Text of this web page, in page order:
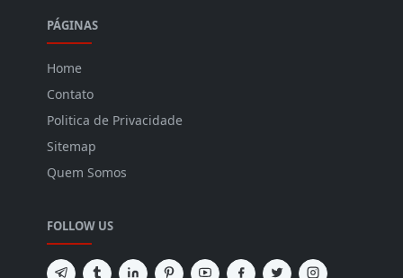
PÁGINAS
Home
Contato
Politica de Privacidade
Sitemap
Quem Somos
FOLLOW US